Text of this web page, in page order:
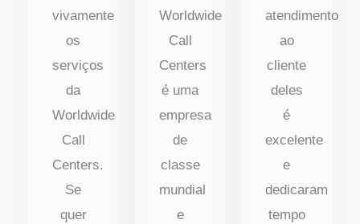
vivamente
os
serviços
da
Worldwide
Call
Centers.
Se
quer
Worldwide
Call
Centers
é uma
empresa
de
classe
mundial
e
atendimento
ao
cliente
deles
é
excelente
e
dedicaram
tempo